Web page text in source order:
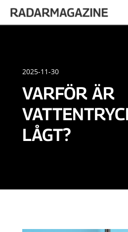
2025-11-30
VARFÖR ÄR
LÅGT?